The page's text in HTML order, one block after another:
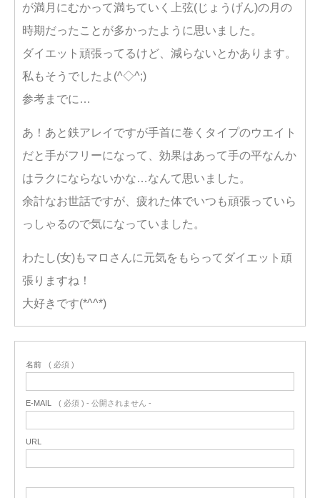
が満月にむかって満ちていく上弦(じょうげん)の月の
時期だったことが多かったように思いました。
ダイエット頑張ってるけど、減らないとかあります。
私もそうでしたよ(^◇^;)
参考までに…
あ！あと鉄アレイですが手首に巻くタイプのウエイト
だと手がフリーになって、効果はあって手の平なんか
はラクにならないかな…なんて思いました。
余計なお世話ですが、疲れた体でいつも頑張っていら
っしゃるので気になっていました。
わたし(女)もマロさんに元気をもらってダイエット頑
張りますね！
大好きです(*^^*)
名前 ( 必須 )
E-MAIL ( 必須 ) - 公開されません -
URL